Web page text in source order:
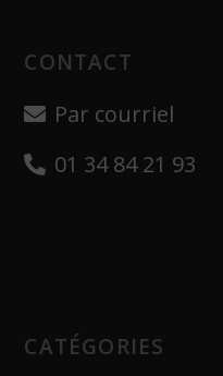
CONTACT
Par courriel
01 34 84 21 93
CATÉGORIES